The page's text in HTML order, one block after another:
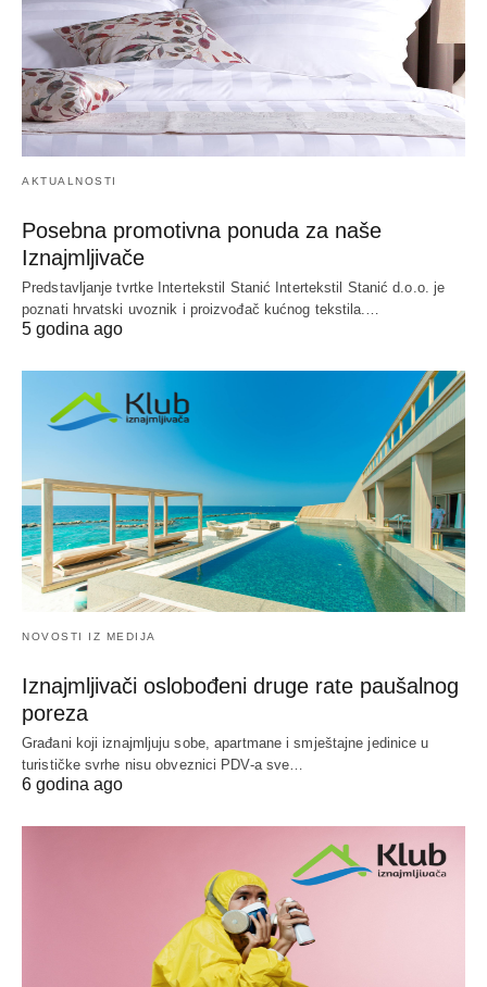
AKTUALNOSTI
Posebna promotivna ponuda za naše
Iznajmljivače
Predstavljanje tvrtke Intertekstil Stanić Intertekstil Stanić d.o.o. je
poznati hrvatski uvoznik i proizvođač kućnog tekstila.…
5 godina ago
NOVOSTI IZ MEDIJA
Iznajmljivači oslobođeni druge rate paušalnog
poreza
Građani koji iznajmljuju sobe, apartmane i smještajne jedinice u
turističke svrhe nisu obveznici PDV-a sve…
6 godina ago